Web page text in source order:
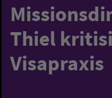
Thiel
Visapraxis